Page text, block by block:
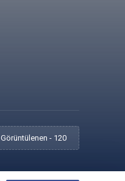
Görüntülenen - 120